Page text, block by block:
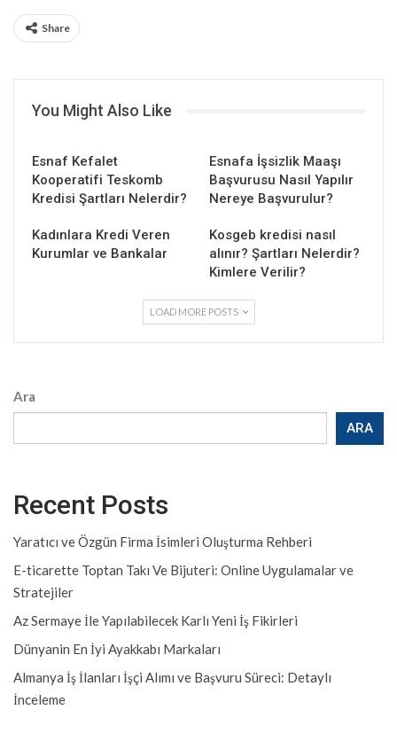
Share
You Might Also Like
Esnaf Kefalet
Kooperatifi Teskomb
Kredisi Şartları Nelerdir?
Esnafa İşsizlik Maaşı
Başvurusu Nasıl Yapılır
Nereye Başvurulur?
Kadınlara Kredi Veren
Kurumlar ve Bankalar
Kosgeb kredisi nasıl
alınır? Şartları Nelerdir?
Kimlere Verilir?
LOAD MORE POSTS
Ara
ARA
Recent Posts
Yaratıcı ve Özgün Firma İsimleri Oluşturma Rehberi
E-ticarette Toptan Takı Ve Bijuteri: Online Uygulamalar ve
Stratejiler
Az Sermaye İle Yapılabilecek Karlı Yeni İş Fikirleri
Dünyanin En İyi Ayakkabı Markaları
Almanya İş İlanları İşçi Alımı ve Başvuru Süreci: Detaylı
İnceleme